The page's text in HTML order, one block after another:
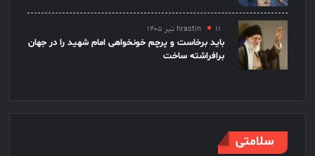
hrastin ۱۱ تیر ۱۴۰۵
باید برخاست و پرچم خونخواهی امام شهید را در جهان
برافراشته ساخت
سلامتی